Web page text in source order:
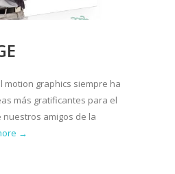
motion graphics siempre ha
más gratificantes para el
nuestros amigos de la
→